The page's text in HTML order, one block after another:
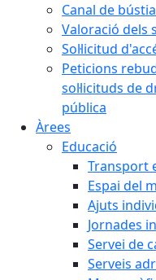
Canal de
Valoració dels
Sol·licitud
Peticions
sol·licituds de
pública
Àrees
Educació
Transport
Espai del
Ajuts
Jornades
Servei de
Serveis